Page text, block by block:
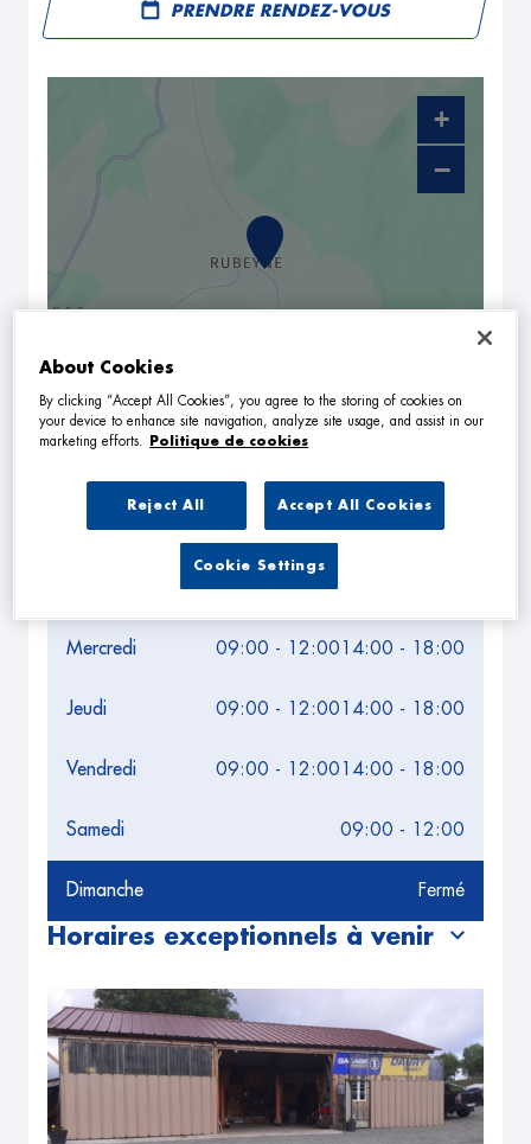
PRENDRE RENDEZ-VOUS
Horaires d'ouverture
Lundi 09:00 - 12:0014:00 - 18:00
09:00 - 12:00
Mercredi 09:00 - 12:00 14:00 - 18:00
Jeudi 09:00 - 12:00 14:00 - 18:00
Vendredi 09:00 - 12:00 14:00 - 18:00
Samedi 09:00 - 12:00
Dimanche Fermé
Horaires exceptionnels à venir
+
−
NAVIGUER ITINÉRAIRE
About Cookies
By clicking “Accept All Cookies”, you agree to the storing of cookies on
your device to enhance site navigation, analyze site usage, and assist in our
marketing efforts.
Politique de cookies
Reject All Accept All Cookies
Cookie Settings